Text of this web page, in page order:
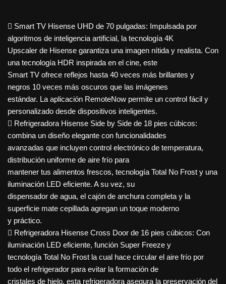
 Smart TV Hisense UHD de 70 pulgadas: Impulsada por
algoritmos de inteligencia artificial, la tecnología 4K
Upscaler de Hisense garantiza una imagen nítida y realista. Con
una tecnología HDR inspirada en el cine, este
Smart TV ofrece reflejos hasta 40 veces más brillantes y
negros 10 veces más oscuros que las imágenes
estándar. La aplicación RemoteNow permite un control fácil y
personalizado desde dispositivos inteligentes.
 Refrigeradora Hisense Side by Side de 18 pies cúbicos:
combina un diseño elegante con funcionalidades
avanzadas que incluyen control electrónico de temperatura,
distribución uniforme de aire frío para
mantener tus alimentos frescos, tecnología Total No Frost y una
iluminación LED eficiente. A su vez, su
dispensador de agua, el cajón de anchura completa y la
superficie mate cepillada agregan un toque moderno
y práctico.
 Refrigeradora Hisense Cross Door de 16 pies cúbicos: Con
iluminación LED eficiente, función Super Freeze y
tecnología Total No Frost la cual hace circular el aire frío por
todo el refrigerador para evitar la formación de
cristales de hielo, esta refrigeradora asegura la preservación del